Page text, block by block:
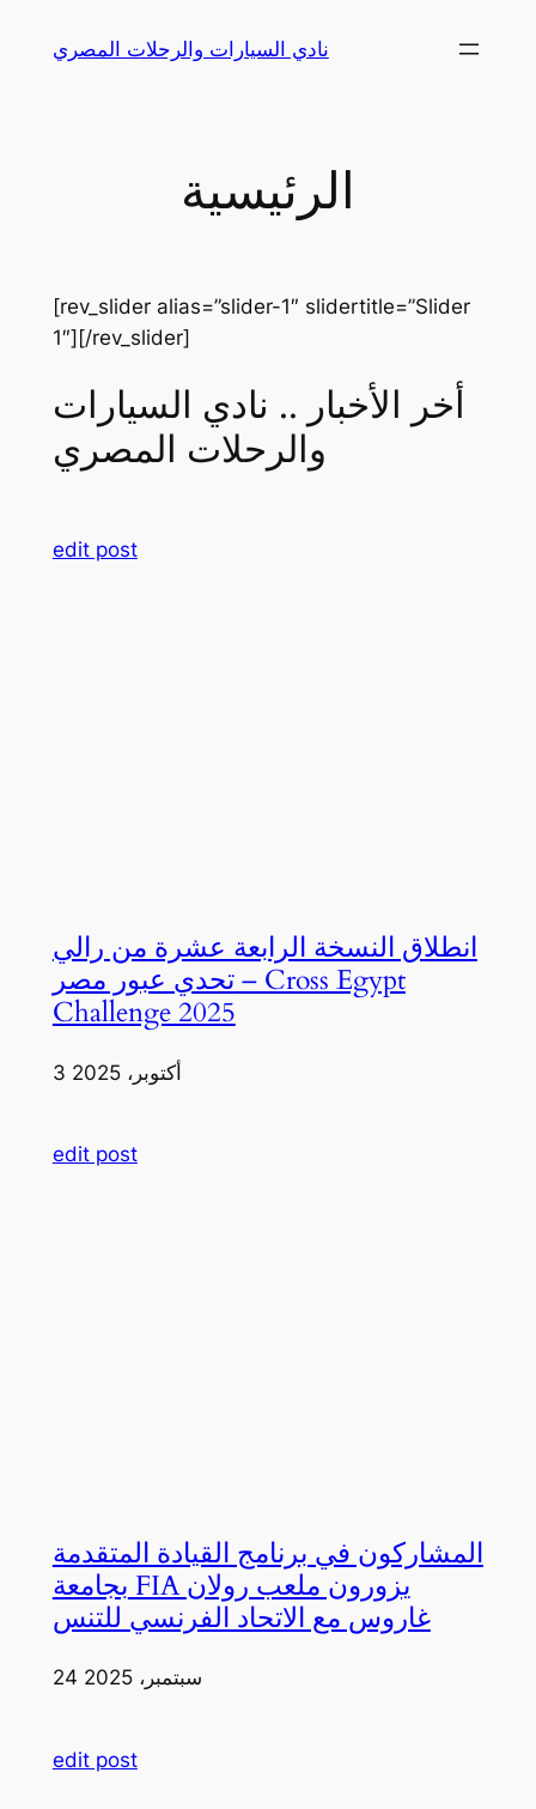
نادي السيارات والرحلات المصري
الرئيسية
[rev_slider alias=”slider-1″ slidertitle=”Slider
1″][/rev_slider]
أخر الأخبار .. نادي السيارات
والرحلات المصري
edit post
انطلاق النسخة الرابعة عشرة من رالي
تحدي عبور مصر – Cross Egypt
Challenge 2025
3 أكتوبر، 2025
edit post
المشاركون في برنامج القيادة المتقدمة
بجامعة FIA يزورون ملعب رولان
غاروس مع الاتحاد الفرنسي للتنس
24 سبتمبر، 2025
edit post